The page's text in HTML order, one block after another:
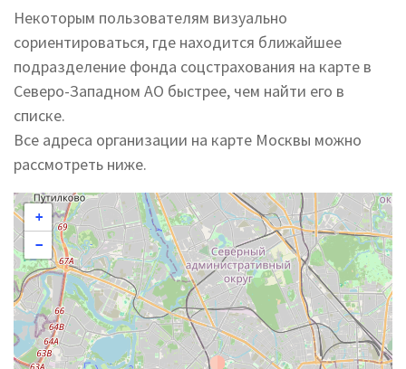
Некоторым пользователям визуально
сориентироваться, где находится ближайшее
подразделение фонда соцстрахования на карте в
Северо-Западном АО быстрее, чем найти его в
списке.
Все адреса организации на карте Москвы можно
рассмотреть ниже.
+
−